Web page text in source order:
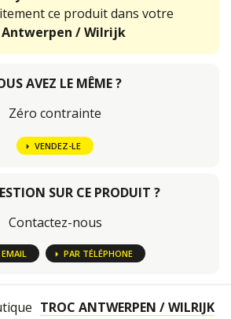
ce produit dans votre
Antwerpen / Wilrijk
AVEZ LE MÊME ?
Zéro contrainte
VENDEZ-LE
SUR CE PRODUIT ?
Contactez-nous
PAR TÉLÉPHONE
TROC ANTWERPEN / WILRIJK